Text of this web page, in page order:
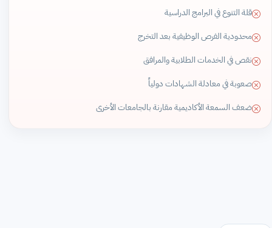
قلة التنوع في البرامج الدراسية
محدودية الفرص الوظيفية بعد التخرج
نقص في الخدمات الطلابية والمرافق
صعوبة في معادلة الشهادات دولياً
ضعف السمعة الأكاديمية مقارنة بالجامعات الأخرى